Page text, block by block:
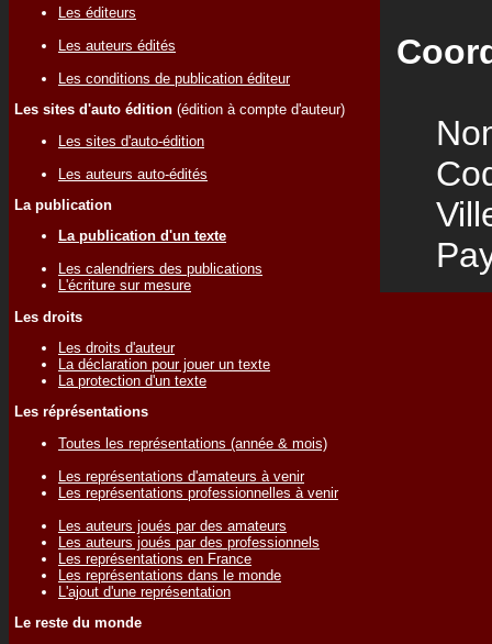
Les éditeurs
Les auteurs édités
Les conditions de publication éditeur
Les sites d'auto édition (édition à compte d'auteur)
Les sites d'auto-édition
Les auteurs auto-édités
La publication
La publication d'un texte
Les calendriers des publications
L'écriture sur mesure
Les droits
Les droits d'auteur
La déclaration pour jouer un texte
La protection d'un texte
Les réprésentations
Toutes les représentations (année & mois)
Les représentations d'amateurs à venir
Les représentations professionnelles à venir
Les auteurs joués par des amateurs
Les auteurs joués par des professionnels
Les représentations en France
Les représentations dans le monde
L'ajout d'une représentation
Le reste du monde